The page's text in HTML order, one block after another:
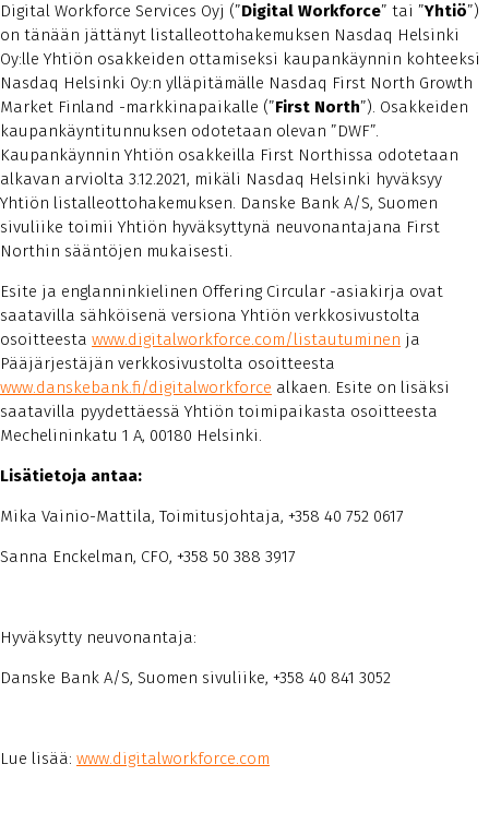
Digital Workforce Services Oyj (”Digital Workforce” tai ”Yhtiö”)
on tänään jättänyt listalleottohakemuksen Nasdaq Helsinki
Oy:lle Yhtiön osakkeiden ottamiseksi kaupankäynnin kohteeksi
Nasdaq Helsinki Oy:n ylläpitämälle Nasdaq First North Growth
Market Finland -markkinapaikalle (”First North”). Osakkeiden
kaupankäyntitunnuksen odotetaan olevan ”DWF”.
Kaupankäynnin Yhtiön osakkeilla First Northissa odotetaan
alkavan arviolta 3.12.2021, mikäli Nasdaq Helsinki hyväksyy
Yhtiön listalleottohakemuksen. Danske Bank A/S, Suomen
sivuliike toimii Yhtiön hyväksyttynä neuvonantajana First
Northin sääntöjen mukaisesti.
Esite ja englanninkielinen Offering Circular -asiakirja ovat
saatavilla sähköisenä versiona Yhtiön verkkosivustolta
osoitteesta www.digitalworkforce.com/listautuminen ja
Pääjärjestäjän verkkosivustolta osoitteesta
www.danskebank.fi/digitalworkforce alkaen. Esite on lisäksi
saatavilla pyydettäessä Yhtiön toimipaikasta osoitteesta
Mechelininkatu 1 A, 00180 Helsinki.
Lisätietoja antaa:
Mika Vainio-Mattila, Toimitusjohtaja, +358 40 752 0617
Sanna Enckelman, CFO, +358 50 388 3917
Hyväksytty neuvonantaja:
Danske Bank A/S, Suomen sivuliike, +358 40 841 3052
Lue lisää: www.digitalworkforce.com